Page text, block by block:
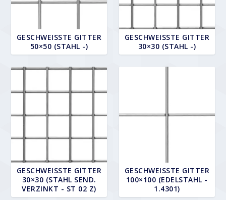
GESCHWEISSTE GITTER 5
0×50 (STAHL -)
GESCHWEISSTE GITTER 3
0×30 (STAHL -)
GESCHWEISSTE GITTER 3
0×30 (STAHL SEND. V
ERZINKT - ST 02 Z)
GESCHWEISSTE GITTER 1
00×100 (EDELSTAHL - 1
.4301)